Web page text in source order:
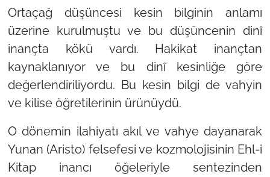
Ortaçağ düşüncesi kesin bilginin anlamı
üzerine kurulmuştu ve bu düşüncenin dinî
inançta kökü vardı. Hakikat inançtan
kaynaklanıyor ve bu dinî kesinliğe göre
değerlendiriliyordu. Bu kesin bilgi de vahyin
ve kilise öğretilerinin ürünüydü.
O dönemin ilahiyatı akıl ve vahye dayanarak
Yunan (Aristo) felsefesi ve kozmolojisinin Ehl-i
Kitap inancı öğeleriyle sentezinden